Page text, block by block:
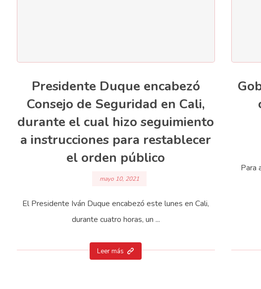
Presidente Duque encabezó
Consejo de Seguridad en Cali,
durante el cual hizo seguimiento
a instrucciones para restablecer
el orden público
mayo 10, 2021
El Presidente Iván Duque encabezó este lunes en Cali,
durante cuatro horas, un ...
Leer más
Para